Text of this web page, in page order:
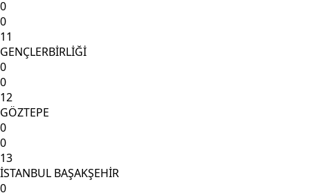
0
0
11
GENÇLERBİRLİĞİ
0
0
12
GÖZTEPE
0
0
13
İSTANBUL BAŞAKŞEHİR
0